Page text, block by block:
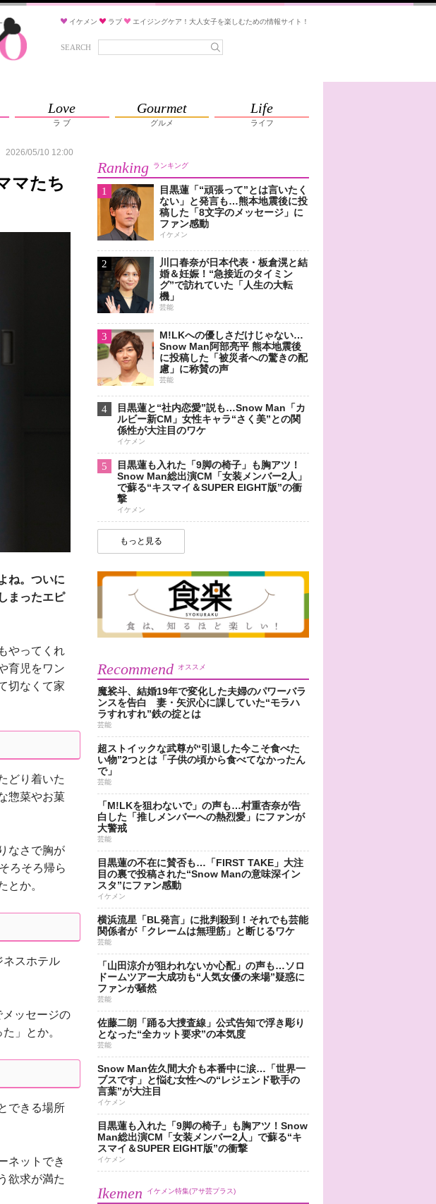
イケメン ラブ エイジングケア！大人女子を楽しむための情報サイト！
SEARCH
Love
ラ ブ
Gourmet
グルメ
Life
ライフ
2026/05/10 12:00
マたち
ね。ついに
まったエピ
やってくれ
育児をワン
切なくて家
どり着いた
惣菜やお菓
なさで胸が
ろそろ帰ら
か。
スホテル
ッセージの
」とか。
できる場所
ネットでき
欲求が満た
Ranking ランキング
1
目黒蓮「“頑張って”とは言いたく
ない」と発言も…熊本地震後に投
稿した「8文字のメッセージ」に
ファン感動
イケメン
2
川口春奈が日本代表・板倉滉と結
婚＆妊娠！“急接近のタイミン
グ”で訪れていた「人生の大転
機」
芸能
3
M!LKへの優しさだけじゃない…
Snow Man阿部亮平 熊本地震後
に投稿した「被災者への驚きの配
慮」に称賛の声
芸能
4
目黒蓮と“社内恋愛”説も…Snow Man「カ
ルビー新CM」女性キャラ“さく美”との関
係性が大注目のワケ
イケメン
5
目黒蓮も入れた「9脚の椅子」も胸アツ！
Snow Man総出演CM「女装メンバー2人」
で蘇る“キスマイ＆SUPER EIGHT版”の衝
撃
イケメン
もっと見る
Recommend オススメ
魔裟斗、結婚19年で変化した夫婦のパワーバラ
ンスを告白 妻・矢沢心に課していた“モラハ
ラすれすれ”鉄の掟とは
芸能
超ストイックな武尊が“引退した今こそ食べた
い物”2つとは「子供の頃から食べてなかったん
で」
芸能
「M!LKを狙わないで」の声も…村重杏奈が告
白した「推しメンバーへの熱烈愛」にファンが
大警戒
芸能
目黒蓮の不在に賛否も…「FIRST TAKE」大注
目の裏で投稿された“Snow Manの意味深イン
スタ”にファン感動
イケメン
横浜流星「BL発言」に批判殺到！それでも芸能
関係者が「クレームは無理筋」と断じるワケ
芸能
「山田涼介が狙われないか心配」の声も…ソロ
ドームツアー大成功も“人気女優の来場”疑惑に
ファンが騒然
芸能
佐藤二朗「踊る大捜査線」公式告知で浮き彫り
となった“全カット要求”の本気度
芸能
Snow Man佐久間大介も本番中に涙…「世界一
ブスです」と悩む女性への“レジェンド歌手の
言葉”が大注目
イケメン
目黒蓮も入れた「9脚の椅子」も胸アツ！Snow
Man総出演CM「女装メンバー2人」で蘇る“キ
スマイ＆SUPER EIGHT版”の衝撃
イケメン
Ikemen イケメン特集(アサ芸プラス)